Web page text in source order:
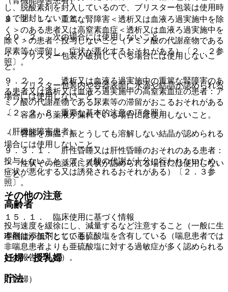
し、脱酸素剤を封入しているので、ブリスター包装は使用時
まで開封しないこと。
２０．２． 次の場合には使用しないこと。
・ ブリスター包装が破損している場合には使用しないこ
と。
・ ブリスター包装内や容器表面に水滴や結晶が認められる
場合には使用しないこと。
・ 容器から薬液が漏れている場合には使用しないこと。
・ 容器を加温、振とうしても溶解しない結晶が認められる
場合には使用しないこと。
・ 性状その他薬液に異状が認められる場合には使用しない
こと。
その他の注意
１５．１． 臨床使用に基づく情報
本剤は添加剤として亜硫酸塩を含有している（喘息患者では
非喘息患者よりも亜硫酸塩に対する過敏症が多く認められる
との報告がある）。
貯法
９．２．１． 重篤な腎障害＜透析又は血液ろ過実施中を除
く＞のある患者又は高窒素血症＜透析又は血液ろ過実施中を
除く＞の患者：投与しないこと（アミノ酸の代謝産物である
尿素等が滞留し、症状が悪化するおそれがある）〔２．２参
照〕。
９．２．２． 透析又は血液ろ過実施中の重篤な腎障害のあ
る患者又は透析又は血液ろ過実施中の高窒素血症の患者：ア
ミノ酸の代謝産物である尿素等の滞留がおこるおそれがある
〔２．２、８．重要な基本的注意の項参照〕。
（肝機能障害患者）
９．３．１． 肝性昏睡又は肝性昏睡のおそれのある患者：
投与しないこと（アミノ酸の代謝が十分に行われないため、
症状が悪化する又は誘発されるおそれがある）〔２．３参
照〕。
高齢者
投与速度を緩徐にし、減量するなど注意すること（一般に生
理機能が低下している）。
妊婦・授乳婦
（妊婦）